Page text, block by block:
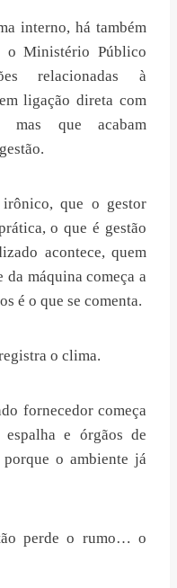
interno, há também
o Ministério Público
relacionadas à
ligação direta com
mas que acabam
que o gestor
o que é gestão
acontece, quem
da máquina começa a
é o que se comenta.
o clima.
fornecedor começa
e órgãos de
o ambiente já
perde o rumo… o